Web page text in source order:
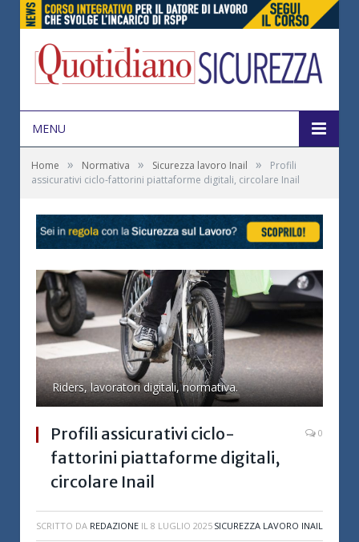
MENU
Home » Normativa » Sicurezza lavoro Inail »
Profili
assicurativi ciclo-fattorini piattaforme digitali, circolare Inail
Riders, lavoratori digitali, normativa.
Profili assicurativi ciclo-
fattorini piattaforme digitali,
circolare Inail
0
SCRITTO DA REDAZIONE IL 8 LUGLIO 2025 SICUREZZA LAVORO INAIL